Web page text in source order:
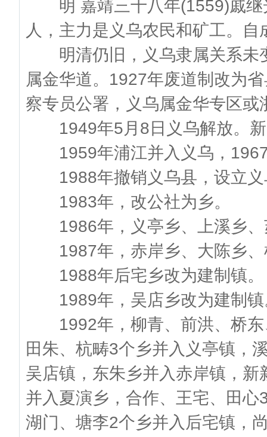
明 嘉靖三十八年(1559)戚继
人，主力是义乌农民和矿工。
明清仍旧，义乌隶属关系未
属金华道。1927年废道制改为
察专员公署，义乌属金华专区或
1949年5月8日义乌解放。新
1959年浦江并入义乌，1967
1988年撤销义乌县，设立义
1983年，改公社为乡。
1986年，义亭乡、上溪乡、
1987年，赤岸乡、大陈乡、
1988年后宅乡改为建制镇。
1989年，吴店乡改为建制镇
1992年，柳青、前洪、桥东
田朱、杭畴3个乡并入义亭镇，
吴店镇，东朱乡并入赤岸镇，
并入夏演乡，合作、王宅、田
湖门、塘李2个乡并入后宅镇，